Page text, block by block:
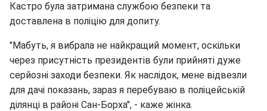
Кастро була затримана службою безпеки та
доставлена в поліцію для допиту.
"Мабуть, я вибрала не найкращий момент, оскільки
через присутність президентів були прийняті дуже
серйозні заходи безпеки. Як наслідок, мене відвезли
для дачі показань, зараз я перебуваю в поліцейській
ділянці в районі Сан-Борха", - каже жінка.